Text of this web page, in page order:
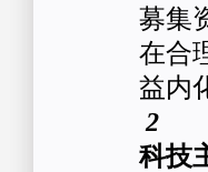
募集
在合
益内
2
科技